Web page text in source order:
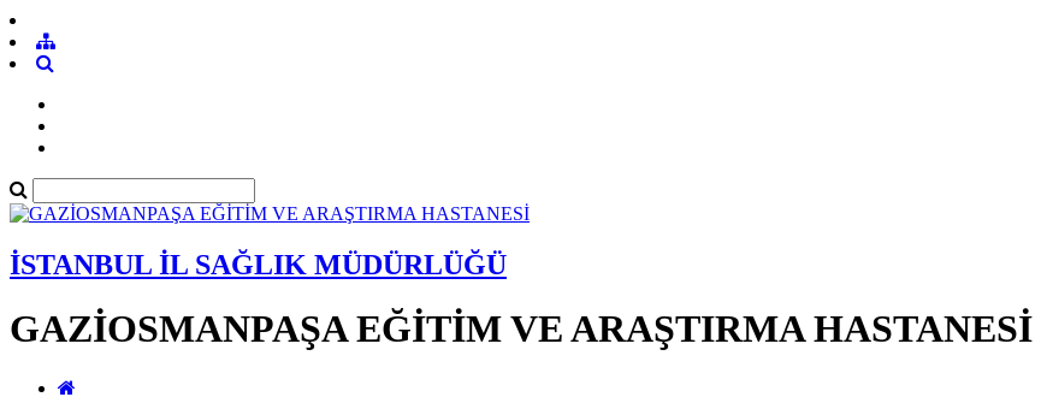
İSTANBUL İL SAĞLIK MÜDÜRLÜĞÜ
GAZİOSMANPAŞA EĞİTİM VE ARAŞTIRMA HASTANESİ